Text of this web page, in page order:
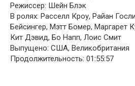
Режиссер: Шейн Блэк
В ролях: Расселл Кроу, Райан
Бейсингер, Мэтт Бомер, Маргарет
Кит Дэвид, Бо Напп, Лоис Смит
Выпущено: США, Великобритания
Продолжительность: 01:55:57